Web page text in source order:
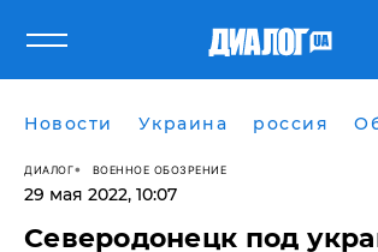
Новости Украина россия
ДИАЛОГ ВОЕННОЕ ОБОЗРЕНИЕ
29 мая 2022, 10:07
​Северодонецк под